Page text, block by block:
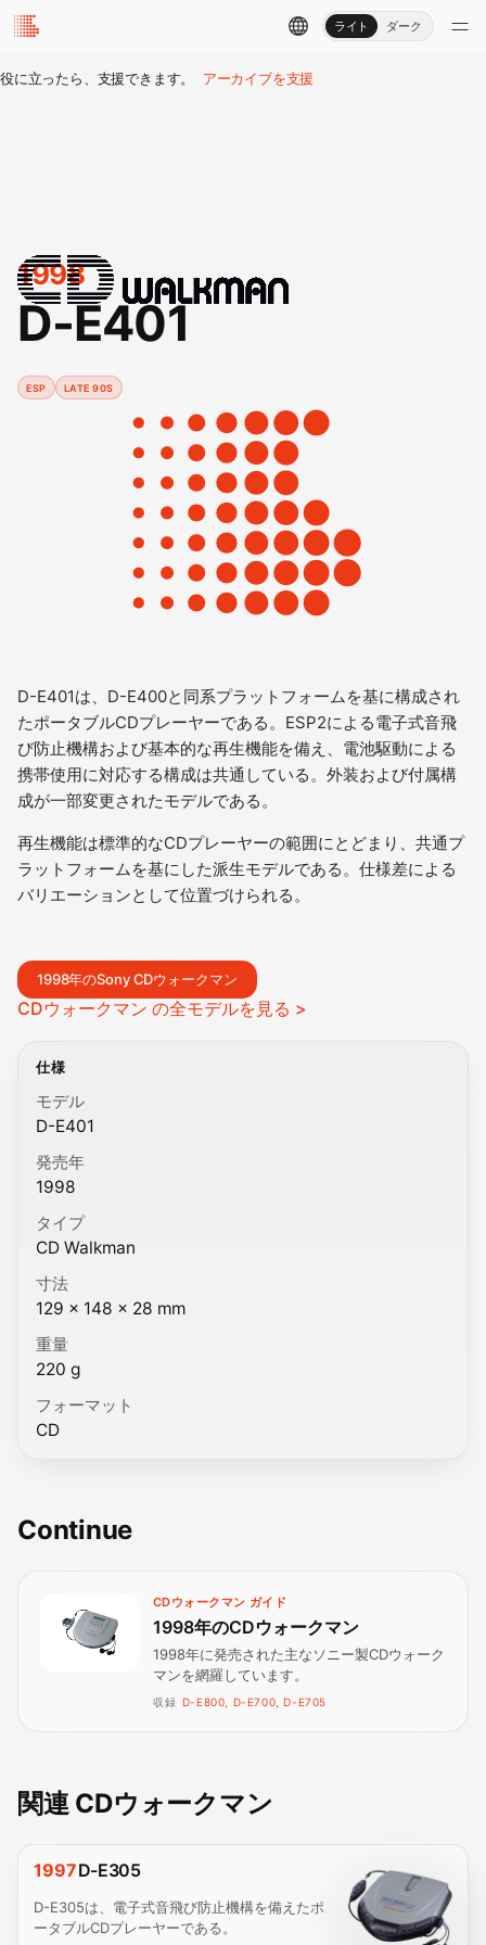
ライト ダーク
役に立ったら、支援できます。 アーカイブを支援
1998
D-E401
ESP LATE 90S
D-E401は、D-E400と同系プラットフォームを基に構成され
たポータブルCDプレーヤーである。ESP2による電子式音飛
び防止機構および基本的な再生機能を備え、電池駆動による
携帯使用に対応する構成は共通している。外装および付属構
成が一部変更されたモデルである。
再生機能は標準的なCDプレーヤーの範囲にとどまり、共通プ
ラットフォームを基にした派生モデルである。仕様差による
バリエーションとして位置づけられる。
1998年のSony CDウォークマン
CDウォークマン の全モデルを見る >
仕様
モデル
D-E401
発売年
1998
タイプ
CD Walkman
寸法
129 × 148 × 28 mm
重量
220 g
フォーマット
CD
Continue
CDウォークマン ガイド
1998年のCDウォークマン
1998年に発売された主なソニー製CDウォーク
マンを網羅しています。
収録 D-E800, D-E700, D-E705
関連 CDウォークマン
1997D-E305
D-E305は、電子式音飛び防止機構を備えたポ
ータブルCDプレーヤーである。